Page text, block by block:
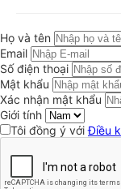
Họ và tên
Email
Số điện thoại
Mật khẩu
Xác nhận mật khẩu
Giới tính
Tôi đồng ý vớiĐiều